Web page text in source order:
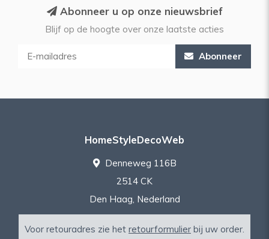
Abonneer u op onze nieuwsbrief
Blijf op de hoogte over onze laatste acties
Abonneer
HomeStyleDecoWeb
Denneweg 116B
2514 CK
Den Haag, Nederland
Voor retouradres zie het retourformulier bij uw order.